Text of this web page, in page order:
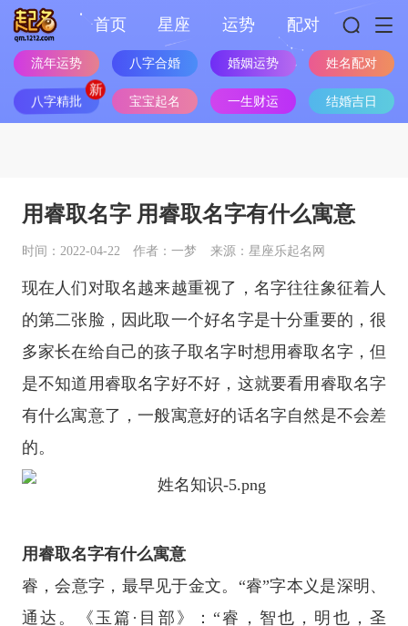
首页 星座 运势 配对
流年运势 八字合婚 婚姻运势 姓名配对
八字精批 宝宝起名 一生财运 结婚吉日
用睿取名字 用睿取名字有什么寓意
时间：2022-04-22 作者：一梦 来源：星座乐起名网
现在人们对取名越来越重视了，名字往往象征着人
的第二张脸，因此取一个好名字是十分重要的，很
多家长在给自己的孩子取名字时想用睿取名字，但
是不知道用睿取名字好不好，这就要看用睿取名字
有什么寓意了，一般寓意好的话名字自然是不会差
的。
用睿取名字有什么寓意
睿，会意字，最早见于金文。“睿”字本义是深明、
通达。《玉篇·目部》：“睿，智也，明也，圣